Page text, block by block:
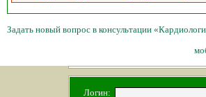
Задать новый вопрос в консультации
Логин: